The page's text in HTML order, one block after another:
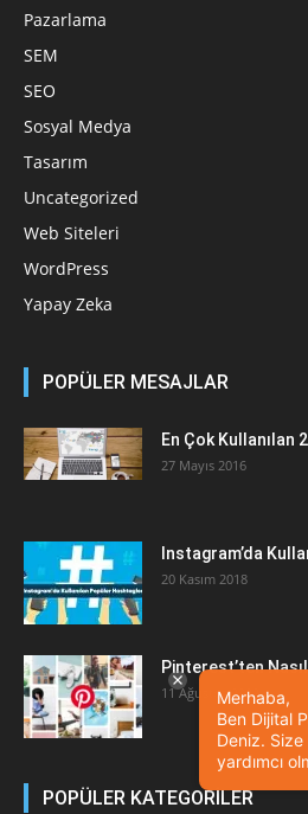
Pazarlama
SEM
SEO
Sosyal Medya
Tasarım
Uncategorized
Web Siteleri
WordPress
Yapay Zeka
POPÜLER MESAJLAR
En Çok Kullanılan
27 Mayıs 2016
Instagram’da
20 Kasım 2018
Pinterest’ten
11 Ağustos 2022
POPÜLER KATEGORİLER
Merhaba,
Ben Dijital
Deniz.
yardımcı